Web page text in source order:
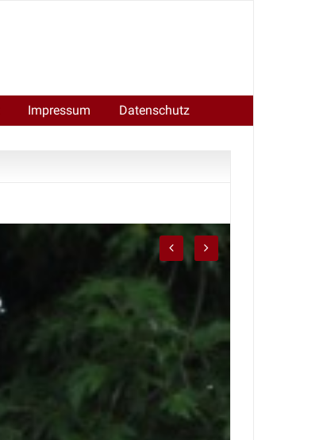
Impressum Datenschutz